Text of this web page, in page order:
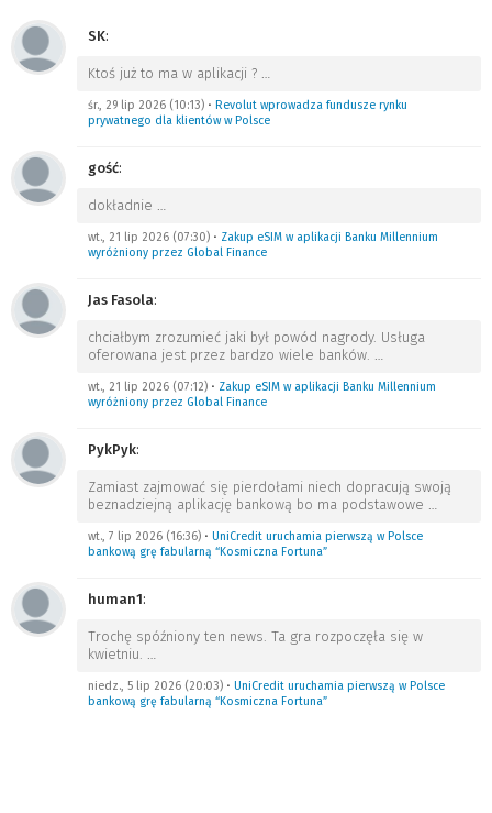
SK:
Ktoś już to ma w aplikacji ? …
śr., 29 lip 2026 (10:13) • Revolut wprowadza fundusze rynku
prywatnego dla klientów w Polsce
gość:
dokładnie …
wt., 21 lip 2026 (07:30) • Zakup eSIM w aplikacji Banku Millennium
wyróżniony przez Global Finance
Jas Fasola:
chciałbym zrozumieć jaki był powód nagrody. Usługa
oferowana jest przez bardzo wiele banków. …
wt., 21 lip 2026 (07:12) • Zakup eSIM w aplikacji Banku Millennium
wyróżniony przez Global Finance
PykPyk:
Zamiast zajmować się pierdołami niech dopracują swoją
beznadziejną aplikację bankową bo ma podstawowe …
wt., 7 lip 2026 (16:36) • UniCredit uruchamia pierwszą w Polsce
bankową grę fabularną “Kosmiczna Fortuna”
human1:
Trochę spóźniony ten news. Ta gra rozpoczęła się w
kwietniu. …
niedz., 5 lip 2026 (20:03) • UniCredit uruchamia pierwszą w Polsce
bankową grę fabularną “Kosmiczna Fortuna”